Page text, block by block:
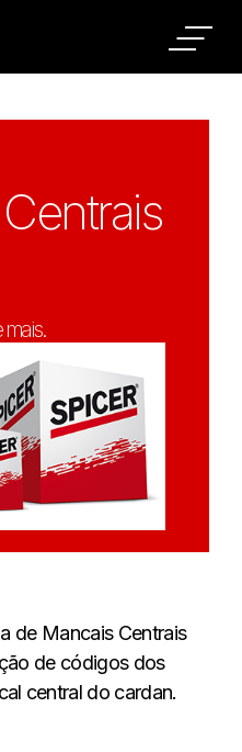
de Mancais Centrais
de códigos dos
central do cardan.